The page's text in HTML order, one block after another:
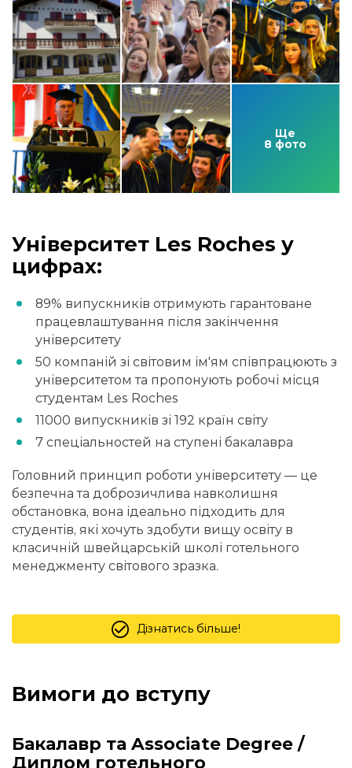
Ще
8 фото
Університет Les Roches у
цифрах:
89% випускників отримують гарантоване
працевлаштування після закінчення
університету
50 компаній зі світовим ім'ям співпрацюють з
університетом та пропонують робочі місця
студентам Les Roches
11000 випускників зі 192 країн світу
7 спеціальностей на ступені бакалавра
Головний принцип роботи університету — це
безпечна та доброзичлива навколишня
обстановка, вона ідеально підходить для
студентів, які хочуть здобути вищу освіту в
класичній швейцарській школі готельного
менеджменту світового зразка.
Дізнатись більше!
Вимоги до вступу
Бакалавр та Associate Degree /
Диплом готельного